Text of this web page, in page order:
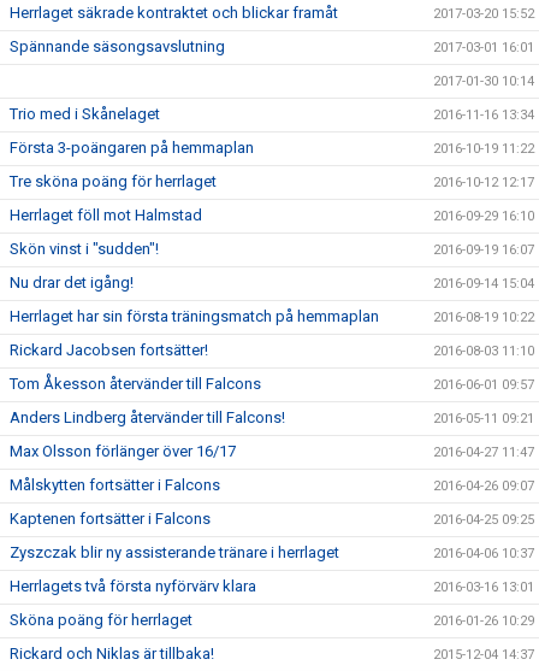
Herrlaget säkrade kontraktet och blickar framåt 2017-03-20 15:52
Spännande säsongsavslutning 2017-03-01 16:01
2017-01-30 10:14
Trio med i Skånelaget 2016-11-16 13:34
Första 3-poängaren på hemmaplan 2016-10-19 11:22
Tre sköna poäng för herrlaget 2016-10-12 12:17
Herrlaget föll mot Halmstad 2016-09-29 16:10
Skön vinst i "sudden"! 2016-09-19 16:07
Nu drar det igång! 2016-09-14 15:04
Herrlaget har sin första träningsmatch på hemmaplan 2016-08-19 10:22
Rickard Jacobsen fortsätter! 2016-08-03 11:10
Tom Åkesson återvänder till Falcons 2016-06-01 09:57
Anders Lindberg återvänder till Falcons! 2016-05-11 09:21
Max Olsson förlänger över 16/17 2016-04-27 11:47
Målskytten fortsätter i Falcons 2016-04-26 09:07
Kaptenen fortsätter i Falcons 2016-04-25 09:25
Zyszczak blir ny assisterande tränare i herrlaget 2016-04-06 10:37
Herrlagets två första nyförvärv klara 2016-03-16 13:01
Sköna poäng för herrlaget 2016-01-26 10:29
Rickard och Niklas är tillbaka! 2015-12-04 14:37